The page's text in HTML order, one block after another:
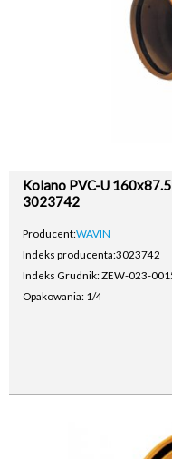
Kolano PVC-U
3023742
Producent:WAVIN
Indeks producenta:3023742
Indeks Grudnik: ZEW-023-
Opakowania: 1/4